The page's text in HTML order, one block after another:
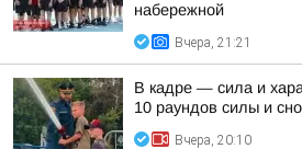
набережной
Вчера, 21:21
В кадре — сила и
10 раундов силы и
Вчера, 20:10